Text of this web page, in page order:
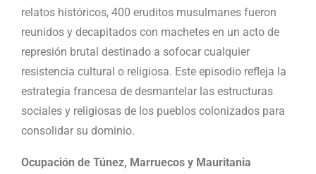
relatos históricos, 400 eruditos musulmanes fueron
reunidos y decapitados con machetes en un acto de
represión brutal destinado a sofocar cualquier
resistencia cultural o religiosa. Este episodio refleja la
estrategia francesa de desmantelar las estructuras
sociales y religiosas de los pueblos colonizados para
consolidar su dominio.
Ocupación de Túnez, Marruecos y Mauritania